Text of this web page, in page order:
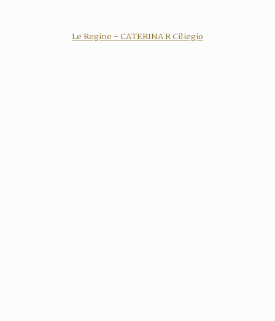
Le Regine - CATERINA R Ciliegio